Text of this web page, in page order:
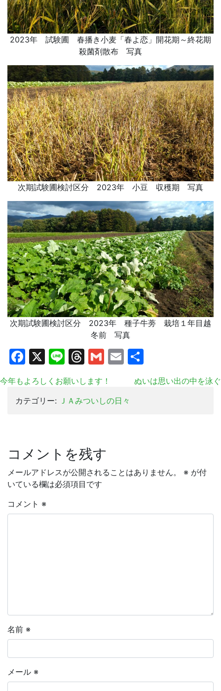
2023年 試験圃 春播き小麦「春よ恋」開花期～終花期
殺菌剤散布 写真
次期試験圃検討区分 2023年 小豆 収穫期 写真
次期試験圃検討区分 2023年 種子牛蒡 栽培１年目越
冬前 写真
Facebook
X LineThreads
Gmail
Email
有
今年もよろしくお願いします！
ぬいは思い出の中を泳ぐ
カテゴリー: ＪＡみついしの日々
コメントを残す
メールアドレスが公開されることはありません。 ※ が付
いている欄は必須項目です
コメント ※
名前 ※
メール ※